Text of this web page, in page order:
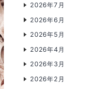
2026年7月
2026年6月
2026年5月
2026年4月
2026年3月
2026年2月